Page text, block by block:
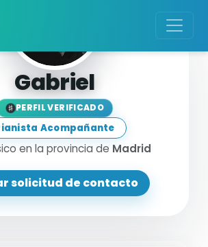
Gabriel
PERFIL VERIFICADO
Acompañante
en la provincia de Madrid
solicitud de contacto